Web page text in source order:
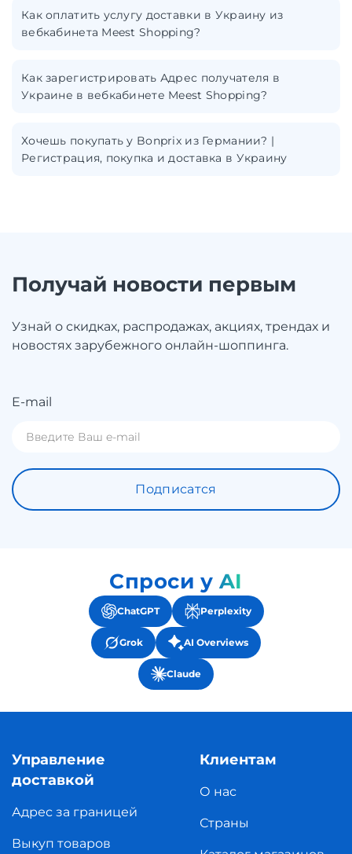
Как оплатить услугу доставки в Украину из
вебкабинета Meest Shopping?
Как зарегистрировать Адрес получателя в
Украине в вебкабинете Meest Shopping?
Хочешь покупать у Bonprix из Германии? |
Регистрация, покупка и доставка в Украину
Получай новости первым
Узнай о скидках, распродажах, акциях, трендах и
новостях зарубежного онлайн-шоппинга.
E-mail
Подписатся
Спроси у AI
ChatGPT Perplexity
Grok AI Overviews
Claude
Управление
доставкой
Адрес за границей
Выкуп товаров
Клиентам
О нас
Страны